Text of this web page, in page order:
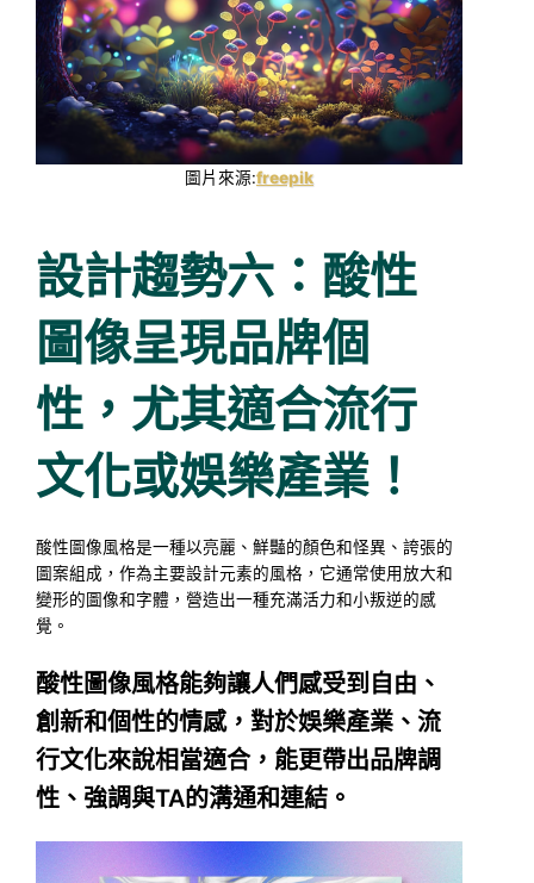
圖片來源:freepik
設計趨勢六：酸性
圖像呈現品牌個
性，尤其適合流行
文化或娛樂產業！
酸性圖像風格是一種以亮麗、鮮豔的顏色和怪異、誇張的
圖案組成，作為主要設計元素的風格，它通常使用放大和
變形的圖像和字體，營造出一種充滿活力和小叛逆的感
覺。
酸性圖像風格能夠讓人們感受到自由、
創新和個性的情感，對於娛樂產業、流
行文化來說相當適合，能更帶出品牌調
性、強調與TA的溝通和連結。